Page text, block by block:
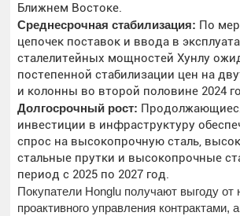
Ближнем Востоке.
Среднесрочная стабилизация: По
цепочек поставок и ввода в
сталелитейных мощностей Хунлу
постепенной стабилизации цен на
и колонны во второй половине 2024
Долгосрочный рост:
инвестиции в инфраструктуру
спрос на высокопрочную сталь,
стальные прутки и высокопрочные
период с 2025 по 2027 год.
Покупатели Honglu получают выгоду от
проактивного управления контрактами,